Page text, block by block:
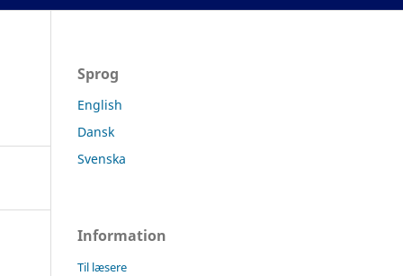
Sprog
English
Dansk
Svenska
Information
Til læsere